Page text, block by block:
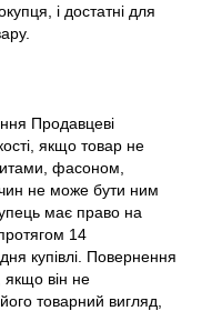
і достатні для
Продавцеві
якщо товар не
фасоном,
не може бути ним
має право на
14
купівлі. Повернення
якщо він не
товарний вигляд,